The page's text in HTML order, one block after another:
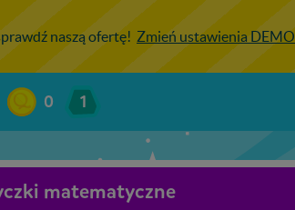
naszą ofertę! Zmień ustawienia DEMO
0 1
matematyczne